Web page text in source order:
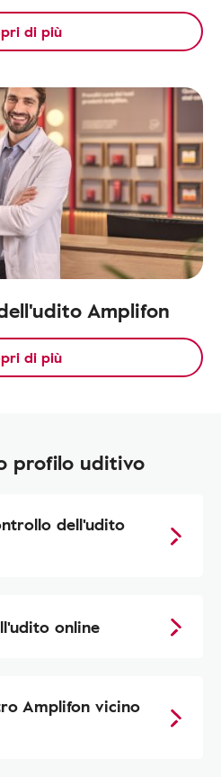
di più
Amplifon
di più
profilo uditivo
dell'udito
online
Amplifon vicino